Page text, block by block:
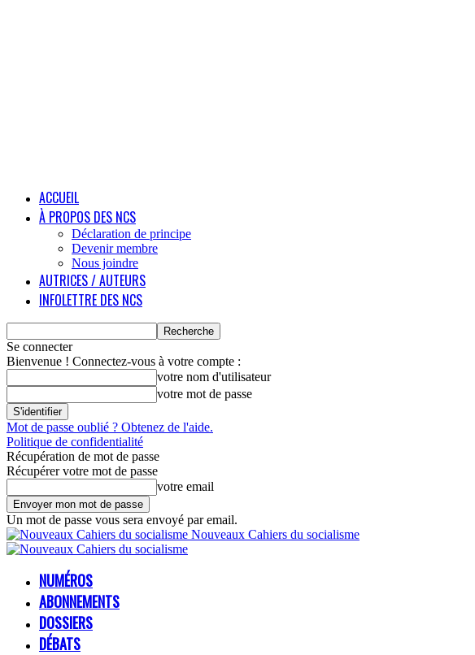
ACCUEIL
À PROPOS DES NCS
Déclaration de principe
Devenir membre
Nous joindre
AUTRICES / AUTEURS
INFOLETTRE DES NCS
Se connecter
Bienvenue ! Connectez-vous à votre compte :
votre nom d'utilisateur
votre mot de passe
Mot de passe oublié ? Obtenez de l'aide.
Politique de confidentialité
Récupération de mot de passe
Récupérer votre mot de passe
votre email
Un mot de passe vous sera envoyé par email.
Nouveaux Cahiers du socialisme
NUMÉROS
ABONNEMENTS
DOSSIERS
DÉBATS